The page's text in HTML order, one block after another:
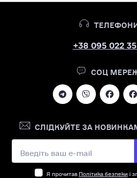
+38 095 022
СОЦ
СЛІДКУЙТЕ ЗА
Я прочитав Політика безпеки і